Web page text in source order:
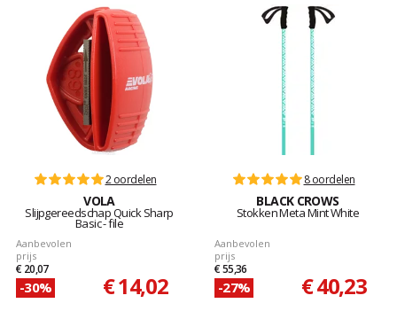
2 oordelen
VOLA
Slijpgereedschap Quick Sharp
Basic - file
Aanbevolen
prijs
€ 20,07
-30% € 14,02
8 oordelen
BLACK CROWS
Stokken Meta Mint White
Aanbevolen
prijs
€ 55,36
-27% € 40,23